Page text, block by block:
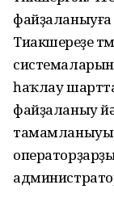
Тиакшереүҙе
һаҡлау
файҙаланыу